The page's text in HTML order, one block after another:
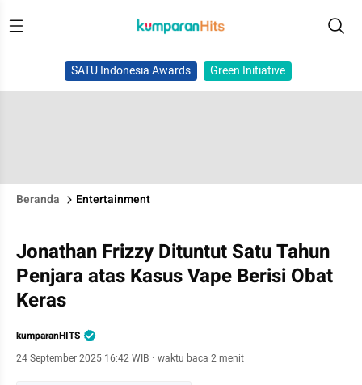
SATU Indonesia Awards Green Initiative
Beranda Entertainment
Jonathan Frizzy Dituntut Satu Tahun
Penjara atas Kasus Vape Berisi Obat
Keras
kumparanHITS
24 September 2025 16:42 WIB · waktu baca 2 menit